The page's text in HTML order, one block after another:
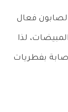
فعال
المبيضات، لذا
بفطريات